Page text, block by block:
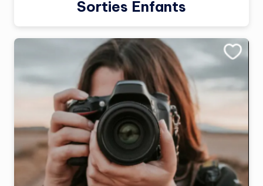
Sorties Enfants